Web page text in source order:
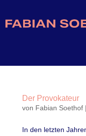
Der Provokateur
von Fabian Soethof|
In den letzten